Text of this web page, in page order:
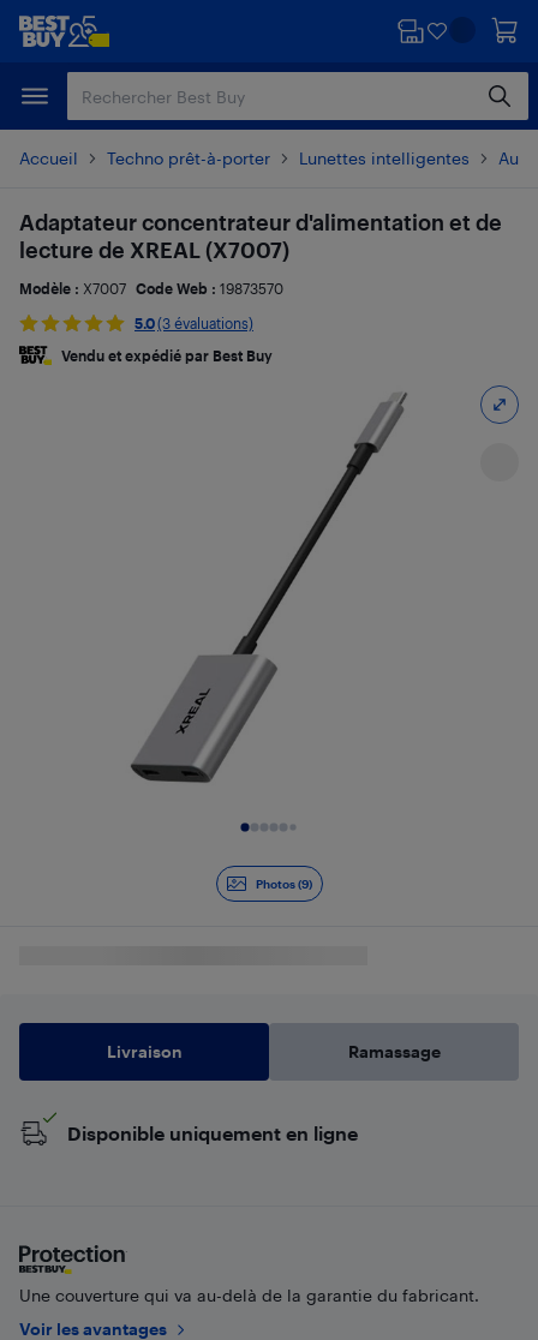
Passer
principal
Passer
Accueil Techno prêt-à-porter Lunettes intelligentes
Photos (9)
Adaptateur concentrateur d'alimentation et de
lecture de XREAL (X7007)
Modèle : X7007 Code Web : 19873570
5.0(3 évaluations)
Vendu et expédié par Best Buy
Livraison Ramassage
Disponible uniquement en ligne
Une couverture qui va au-delà de la garantie du fabricant.
Voir les avantages